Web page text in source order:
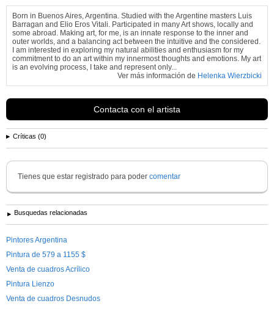
Born in Buenos Aires, Argentina. Studied with the Argentine masters Luis
Barragan and Elio Eros Vitali. Participated in many Art shows, locally and
some abroad. Making art, for me, is an innate response to the inner and
outer worlds, and a balancing act between the intuitive and the considered.
I am interested in exploring my natural abilities and enthusiasm for my
commitment to do an art within my innermost thoughts and emotions. My art
is an evolving process, I take and represent only...
Ver más información de Helenka Wierzbicki
Contacta con el artista
Críticas (0)
Tienes que estar registrado para poder comentar
Busquedas relacionadas
Pintores Argentina
Pintura de 579 a 1155 $
Venta de cuadros Acrílico
Pintura Lienzo
Venta de cuadros Desnudos